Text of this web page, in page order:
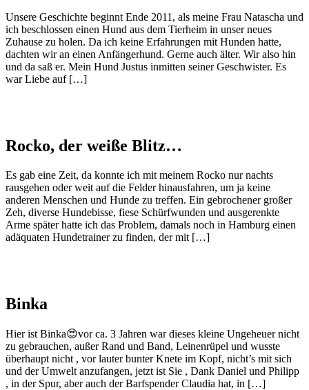
Unsere Geschichte beginnt Ende 2011, als meine Frau Natascha und
ich beschlossen einen Hund aus dem Tierheim in unser neues
Zuhause zu holen. Da ich keine Erfahrungen mit Hunden hatte,
dachten wir an einen Anfängerhund. Gerne auch älter. Wir also hin
und da saß er. Mein Hund Justus inmitten seiner Geschwister. Es
war Liebe auf […]
Rocko, der weiße Blitz…
Es gab eine Zeit, da konnte ich mit meinem Rocko nur nachts
rausgehen oder weit auf die Felder hinausfahren, um ja keine
anderen Menschen und Hunde zu treffen. Ein gebrochener großer
Zeh, diverse Hundebisse, fiese Schürfwunden und ausgerenkte
Arme später hatte ich das Problem, damals noch in Hamburg einen
adäquaten Hundetrainer zu finden, der mit […]
Binka
Hier ist Binka😍vor ca. 3 Jahren war dieses kleine Ungeheuer nicht
zu gebrauchen, außer Rand und Band, Leinenrüpel und wusste
überhaupt nicht , vor lauter bunter Knete im Kopf, nicht’s mit sich
und der Umwelt anzufangen, jetzt ist Sie , Dank Daniel und Philipp
, in der Spur, aber auch der Barfspender Claudia hat, in […]